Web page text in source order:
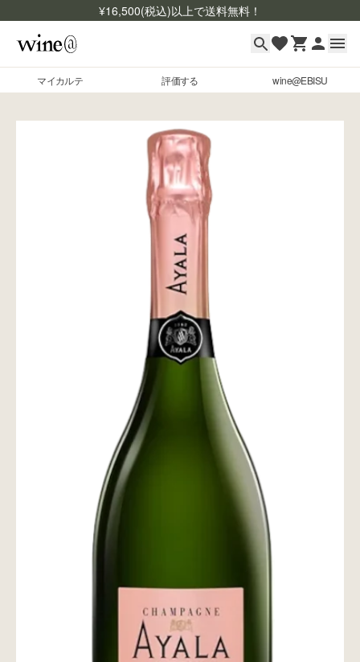
¥16,500(税込)以上で送料無料！
マイカルテ 評価する wine@EBISU
マイカルテ